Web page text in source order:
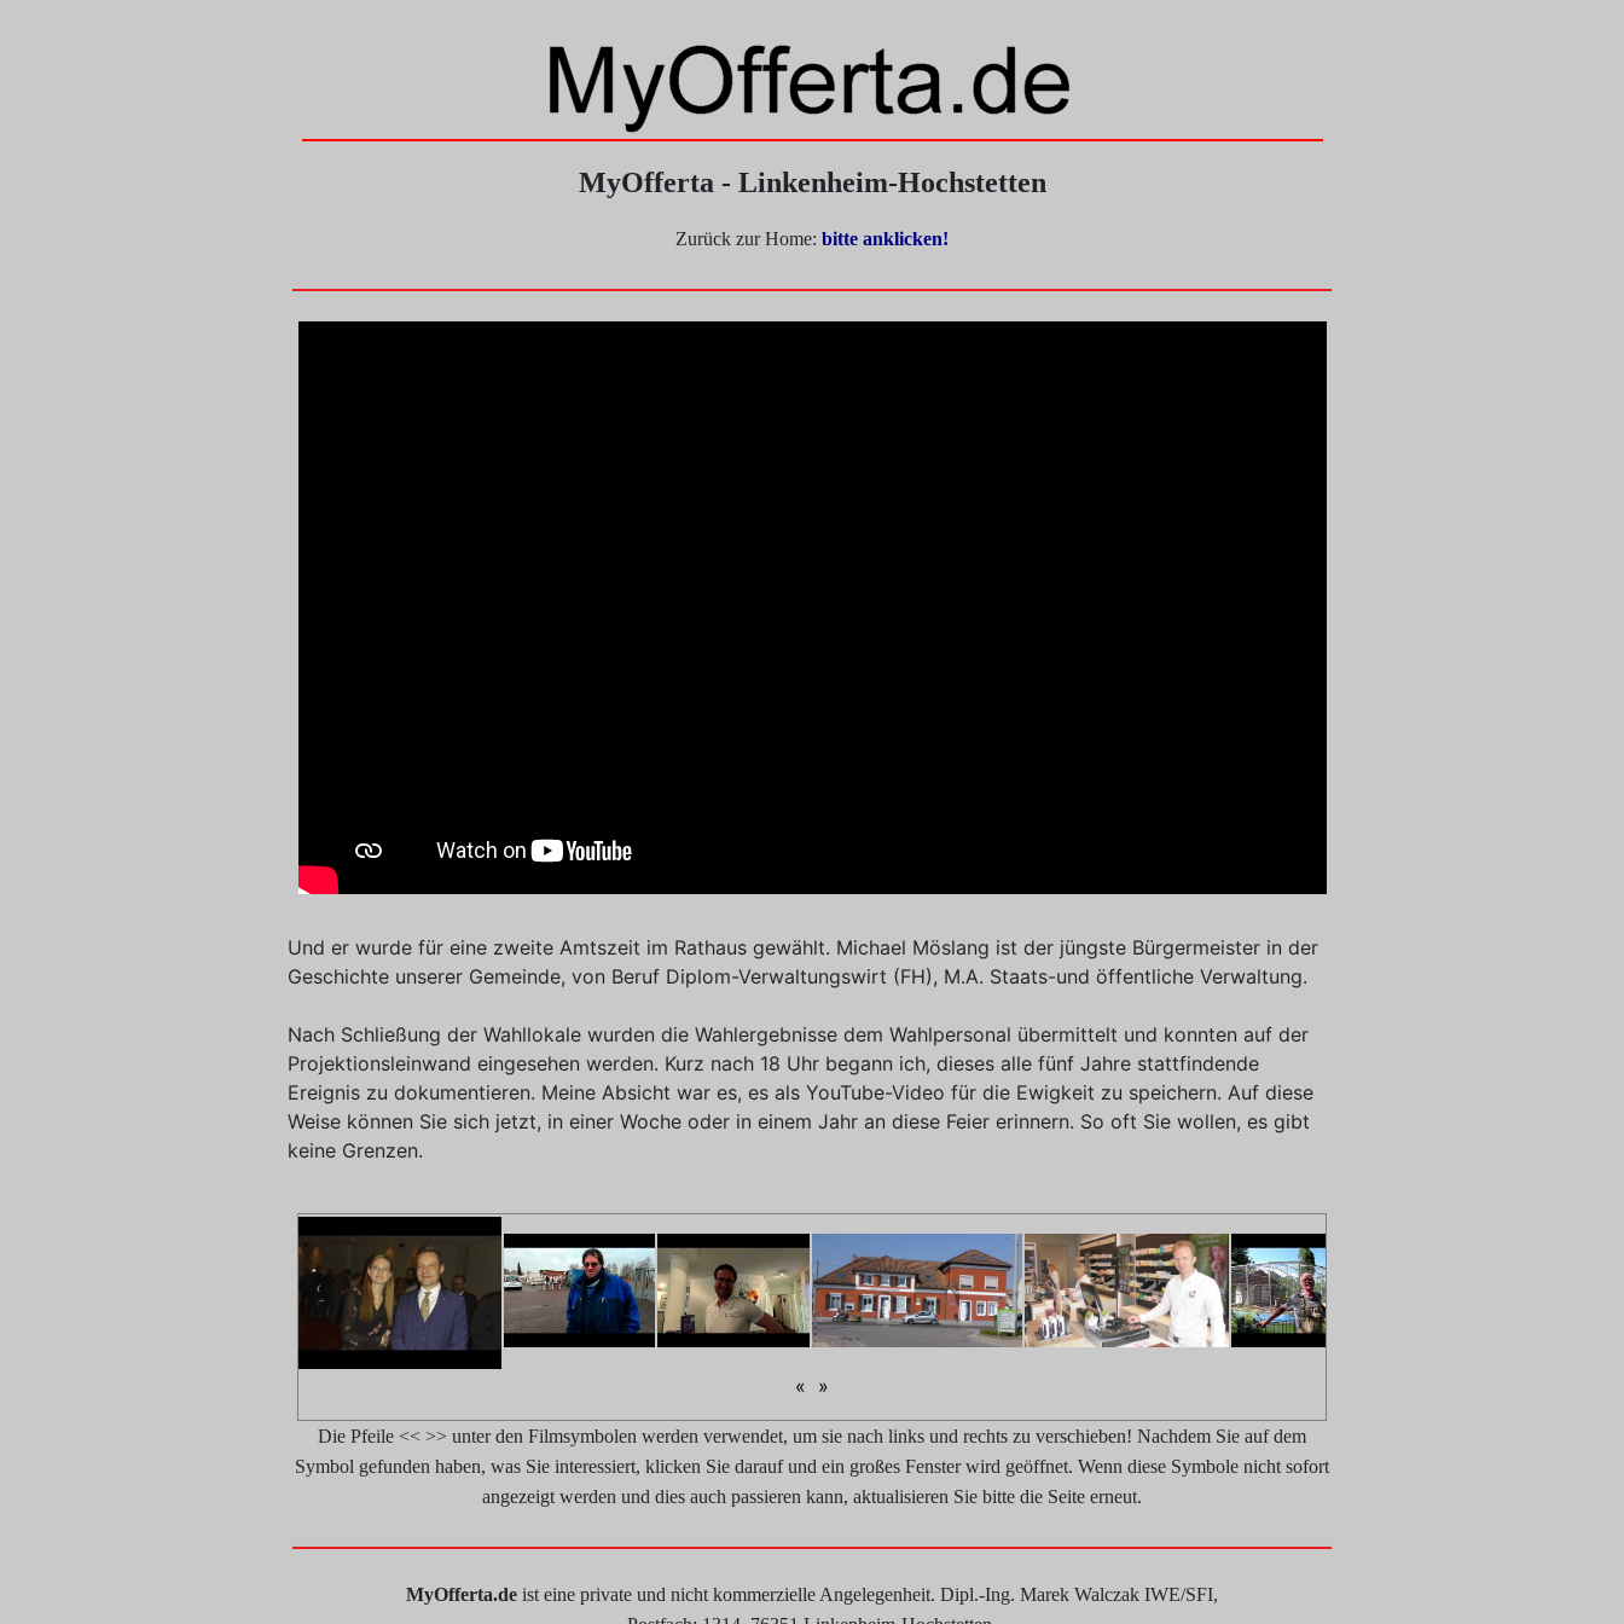
MyOfferta - Linkenheim-Hochstetten
Zurück zur Home: bitte anklicken!
Und er wurde für eine zweite Amtszeit im Rathaus gewählt. Michael Möslang ist der jüngste Bürgermeister in der
Geschichte unserer Gemeinde, von Beruf Diplom-Verwaltungswirt (FH), M.A. Staats-und öffentliche Verwaltung.
Nach Schließung der Wahllokale wurden die Wahlergebnisse dem Wahlpersonal übermittelt und konnten auf der
Projektionsleinwand eingesehen werden. Kurz nach 18 Uhr begann ich, dieses alle fünf Jahre stattfindende
Ereignis zu dokumentieren. Meine Absicht war es, es als YouTube-Video für die Ewigkeit zu speichern. Auf diese
Weise können Sie sich jetzt, in einer Woche oder in einem Jahr an diese Feier erinnern. So oft Sie wollen, es gibt
keine Grenzen.
« »
Die Pfeile << >> unter den Filmsymbolen werden verwendet, um sie nach links und rechts zu verschieben! Nachdem Sie auf dem
Symbol gefunden haben, was Sie interessiert, klicken Sie darauf und ein großes Fenster wird geöffnet. Wenn diese Symbole nicht sofort
angezeigt werden und dies auch passieren kann, aktualisieren Sie bitte die Seite erneut.
MyOfferta.de ist eine private und nicht kommerzielle Angelegenheit. Dipl.-Ing. Marek Walczak IWE/SFI,